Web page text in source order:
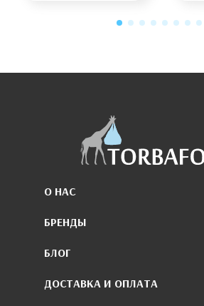
О НАС
БРЕНДЫ
БЛОГ
ДОСТАВКА И ОПЛАТА